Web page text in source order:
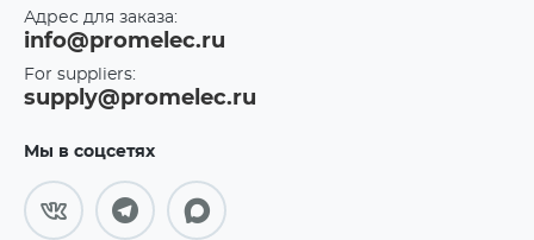
Адрес для заказа:
info@promelec.ru
For suppliers:
supply@promelec.ru
Мы в соцсетях